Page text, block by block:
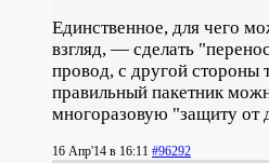
Единственное, для чего
взгляд, — сделать
провод, с другой стороны
правильный пакетник
многоразовую "защиту от
16 Апр'14 в 16:11 #96292